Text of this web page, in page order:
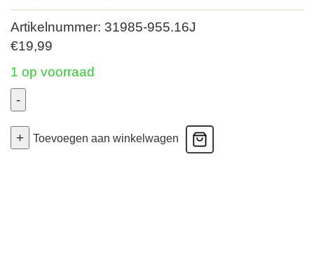
Artikelnummer: 31985-955.16J
€19,99
1 op voorraad
-
Pack
+ Toevoegen aan winkelwagen